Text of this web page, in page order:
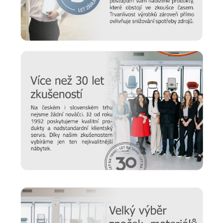
Prodlužte životnost nábytku
Chtěli bychom, aby vám nábytek sloužil co nejdéle. Protože
víme, že důležitou roli v jeho odolnosti hraje správná údržba,
připravili jsme pro vás několiktipů a doporučení, jak se
péče o nábytek